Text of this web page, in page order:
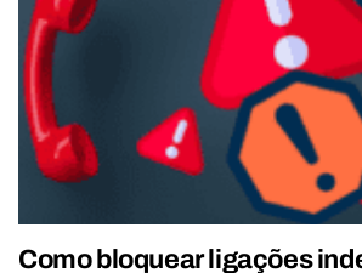
Como bloquear ligações